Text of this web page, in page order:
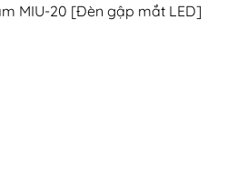
MIU-20 [Đèn gập mắt LED]